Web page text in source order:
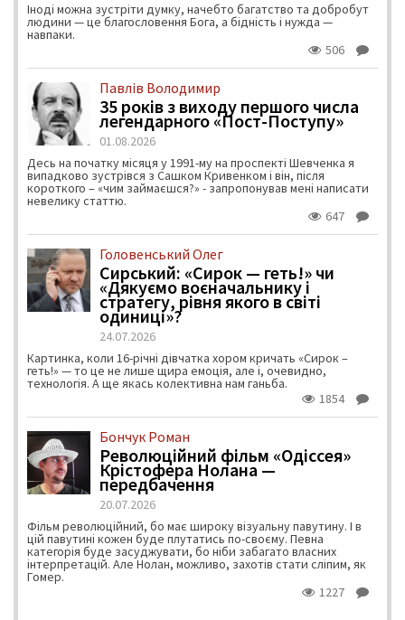
Іноді можна зустріти думку, начебто багатство та добробут
людини — це благословення Бога, а бідність і нужда —
навпаки.
506
Павлів Володимир
35 років з виходу першого числа
легендарного «Пост-Поступу»
01.08.2026
Десь на початку місяця у 1991-му на проспекті Шевченка я
випадково зустрівся з Сашком Кривенком і він, після
короткого – «чим займаєшся?» - запропонував мені написати
невелику статтю.
647
Головенський Олег
Сирський: «Сирок — геть!» чи
«Дякуємо воєначальнику і
стратегу, рівня якого в світі
одиниці»?
24.07.2026
Картинка, коли 16-річні дівчатка хором кричать «Сирок –
геть!» — то це не лише щира емоція, але і, очевидно,
технологія. А ще якась колективна нам ганьба.
1854
Бончук Роман
Революційний фільм «Одіссея»
Крістофера Нолана —
передбачення
20.07.2026
Фільм революційний, бо має широку візуальну павутину. І в
цій павутині кожен буде плутатись по-своєму. Певна
категорія буде засуджувати, бо ніби забагато власних
інтерпретацій. Але Нолан, можливо, захотів стати сліпим, як
Гомер.
1227